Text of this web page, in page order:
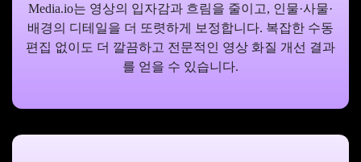
Media.io는 영상의 입자감과 흐림을 줄이고, 인물·사물·
배경의 디테일을 더 또렷하게 보정합니다. 복잡한 수동
편집 없이도 더 깔끔하고 전문적인 영상 화질 개선 결과
를 얻을 수 있습니다.